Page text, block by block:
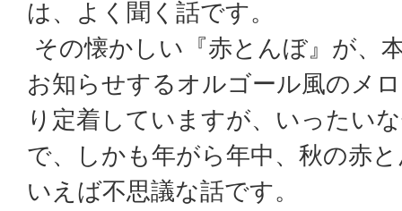
は、よく聞く話です。
その懐かしい『赤とんぼ』が、
お知らせするオルゴール風のメ
り定着していますが、いったい
で、しかも年がら年中、秋の赤
いえば不思議な話です。